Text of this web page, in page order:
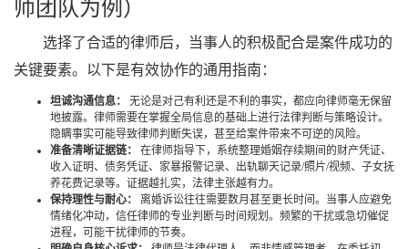
师团队为例）
选择了合适的律师后，当事人的积极配合是案件成功的
关键要素。以下是有效协作的通用指南：
坦诚沟通信息：
无论是对己有利还是不利的事实，都应向律师毫无保留
地披露。律师需要在掌握全局信息的基础上进行法律判断与策略设计。
隐瞒事实可能导致律师判断失误，甚至给案件带来不可逆的风险。
准备清晰证据链：
在律师指导下，系统整理婚姻存续期间的财产凭证、
收入证明、债务凭证、家暴报警记录、出轨聊天记录/照片/视频、子女抚
养花费记录等。证据越扎实，法律主张越有力。
保持理性与耐心：
离婚诉讼往往需要数月甚至更长时间。当事人应避免
情绪化冲动，信任律师的专业判断与时间规划。频繁的干扰或急切催促
进程，可能干扰律师的节奏。